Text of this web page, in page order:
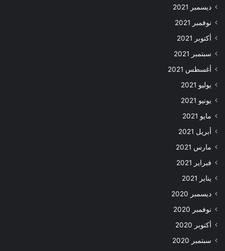
ديسمبر 2021
نوفمبر 2021
أكتوبر 2021
سبتمبر 2021
أغسطس 2021
يوليو 2021
يونيو 2021
مايو 2021
أبريل 2021
مارس 2021
فبراير 2021
يناير 2021
ديسمبر 2020
نوفمبر 2020
أكتوبر 2020
سبتمبر 2020